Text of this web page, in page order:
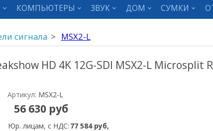
КОМПЬЮТЕРЫ ЗВУК ДОМ СУМКИ
сигнала MSX2-L
HD 4K 12G-SDI MSX2-L Microsplit
Артикул: MSX2-L
56 630 руб
Юр. лицам, с НДС: 77 584 руб,